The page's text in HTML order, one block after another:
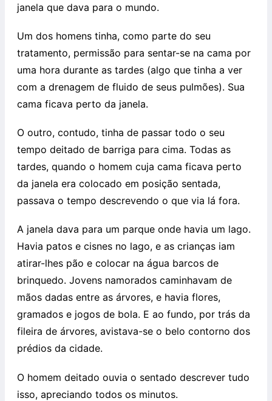
janela que dava para o mundo.
Um dos homens tinha, como parte do seu
tratamento, permissão para sentar-se na cama por
uma hora durante as tardes (algo que tinha a ver
com a drenagem de fluido de seus pulmões). Sua
cama ficava perto da janela.
O outro, contudo, tinha de passar todo o seu
tempo deitado de barriga para cima. Todas as
tardes, quando o homem cuja cama ficava perto
da janela era colocado em posição sentada,
passava o tempo descrevendo o que via lá fora.
A janela dava para um parque onde havia um lago.
Havia patos e cisnes no lago, e as crianças iam
atirar-lhes pão e colocar na água barcos de
brinquedo. Jovens namorados caminhavam de
mãos dadas entre as árvores, e havia flores,
gramados e jogos de bola. E ao fundo, por trás da
fileira de árvores, avistava-se o belo contorno dos
prédios da cidade.
O homem deitado ouvia o sentado descrever tudo
isso, apreciando todos os minutos.